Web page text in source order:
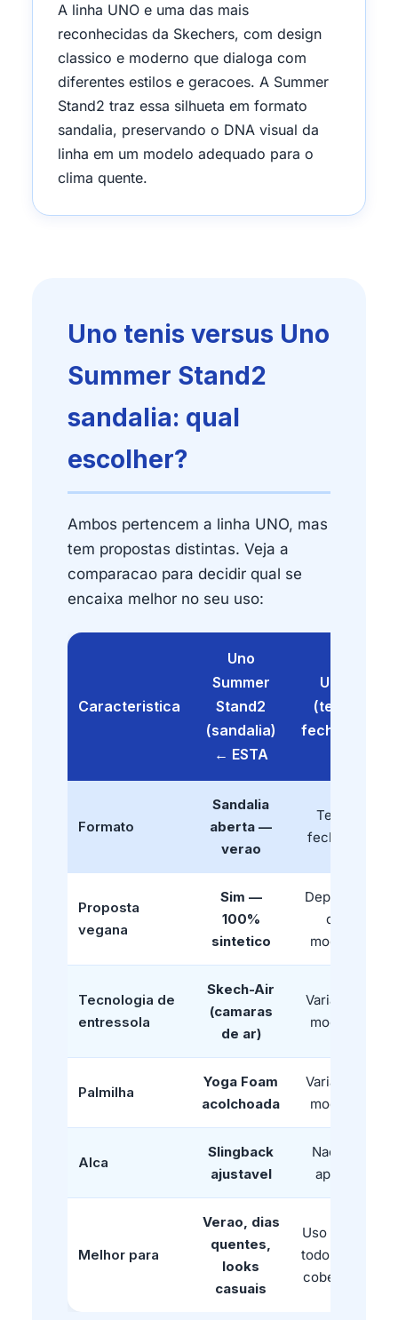
A linha UNO e uma das mais
reconhecidas da Skechers, com design
classico e moderno que dialoga com
diferentes estilos e geracoes. A Summer
Stand2 traz essa silhueta em formato
sandalia, preservando o DNA visual da
linha em um modelo adequado para o
clima quente.
Uno tenis versus Uno
Summer Stand2
sandalia: qual
escolher?
Ambos pertencem a linha UNO, mas
tem propostas distintas. Veja a
comparacao para decidir qual se
encaixa melhor no seu uso:
Caracteristica
Uno
Summer
Stand2
(sandalia)
← ESTA
Uno
(tenis
fechado)
Formato
Sandalia
aberta —
verao
Tenis
fechado
Proposta
vegana
Sim —
100%
sintetico
Depende
do
modelo
Tecnologia de
entressola
Skech-Air
(camaras
de ar)
Varia por
modelo
Palmilha
Yoga Foam
acolchoada
Varia por
modelo
Alca
Slingback
ajustavel
Nao se
aplica
Melhor para
Verao, dias
quentes,
looks
casuais
Uso o ano
todo, mais
cobertura